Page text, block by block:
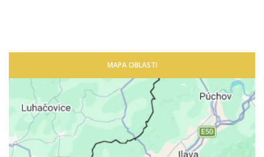
MAPA OBLASTI